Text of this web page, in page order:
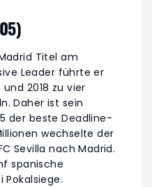
Titel am
Leader führte er
2018 zu vier
Daher ist sein
der beste Deadline-
wechselte der
Sevilla nach Madrid.
spanische